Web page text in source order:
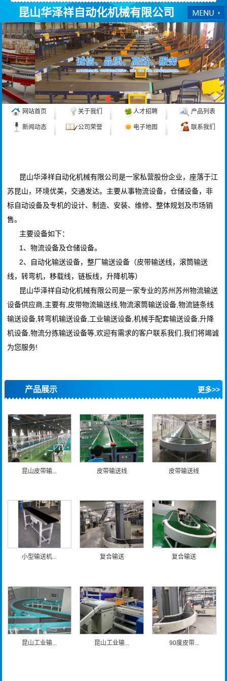
昆山华泽祥自动化机械有限公司
网站首页 关于我们 人才招聘 产品列表
新闻动态 公司荣誉 电子地图 联系我们
昆山华泽祥自动化机械有限公司是一家私营股份企业，座落于江
苏昆山，环境优美，交通发达。主要从事物流设备，仓储设备，非
标自动设备及专机的设计、制造、安装、维修、整体规划及市场销
售。
主要设备如下：
1、物流设备及仓储设备。
2、自动化输送设备，整厂输送设备（皮带输送线，滚筒输送
线，转弯机，移载线，链板线，升降机等）
昆山华泽祥自动化机械有限公司是一家专业的苏州苏州物流输送
设备供应商,主要有,皮带物流输送线,物流滚筒输送设备,物流链条线
输送设备,转弯机输送设备,工业输送设备,机械手配套输送设备,升降
机设备,物流分拣输送设备等,欢迎有需求的客户联系我们,我们将竭诚
为您服务!
产品展示 更多>>
昆山皮带输... 皮带输送线 皮带输送线
小型输送机... 复合输送 复合输送
昆山工业输... 昆山工业输... 90度皮带...